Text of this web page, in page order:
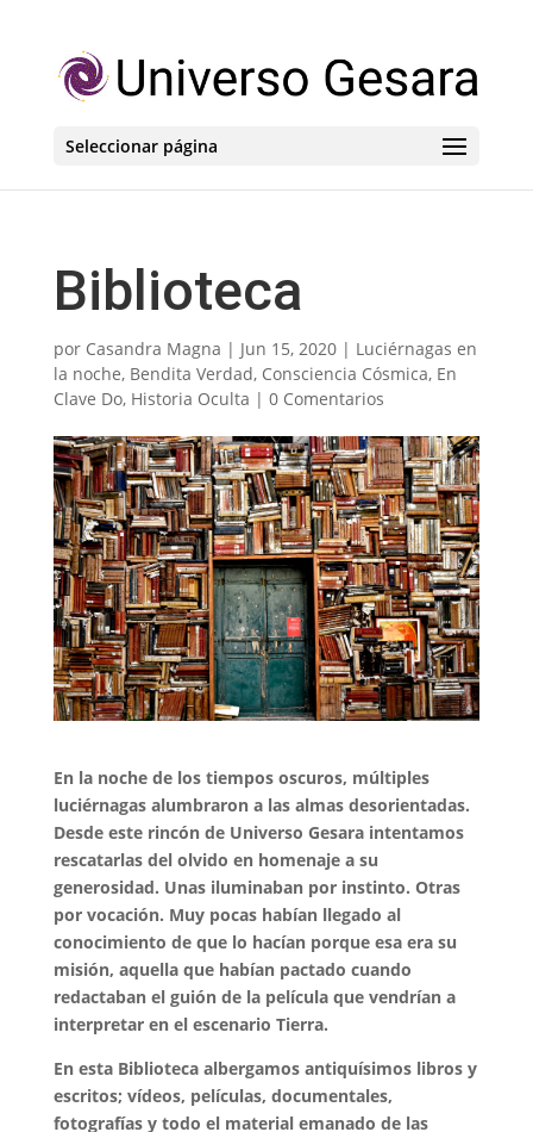
Seleccionar página
Biblioteca
por Casandra Magna | Jun 15, 2020| Luciérnagas en
la noche, Bendita Verdad, Consciencia Cósmica, En
Clave Do, Historia Oculta | 0 Comentarios
En la noche de los tiempos oscuros, múltiples
luciérnagas alumbraron a las almas desorientadas.
Desde este rincón de Universo Gesara intentamos
rescatarlas del olvido en homenaje a su
generosidad. Unas iluminaban por instinto. Otras
por vocación. Muy pocas habían llegado al
conocimiento de que lo hacían porque esa era su
misión, aquella que habían pactado cuando
redactaban el guión de la película que vendrían a
interpretar en el escenario Tierra.
En esta Biblioteca albergamos antiquísimos libros y
escritos; vídeos, películas, documentales,
fotografías y todo el material emanado de las